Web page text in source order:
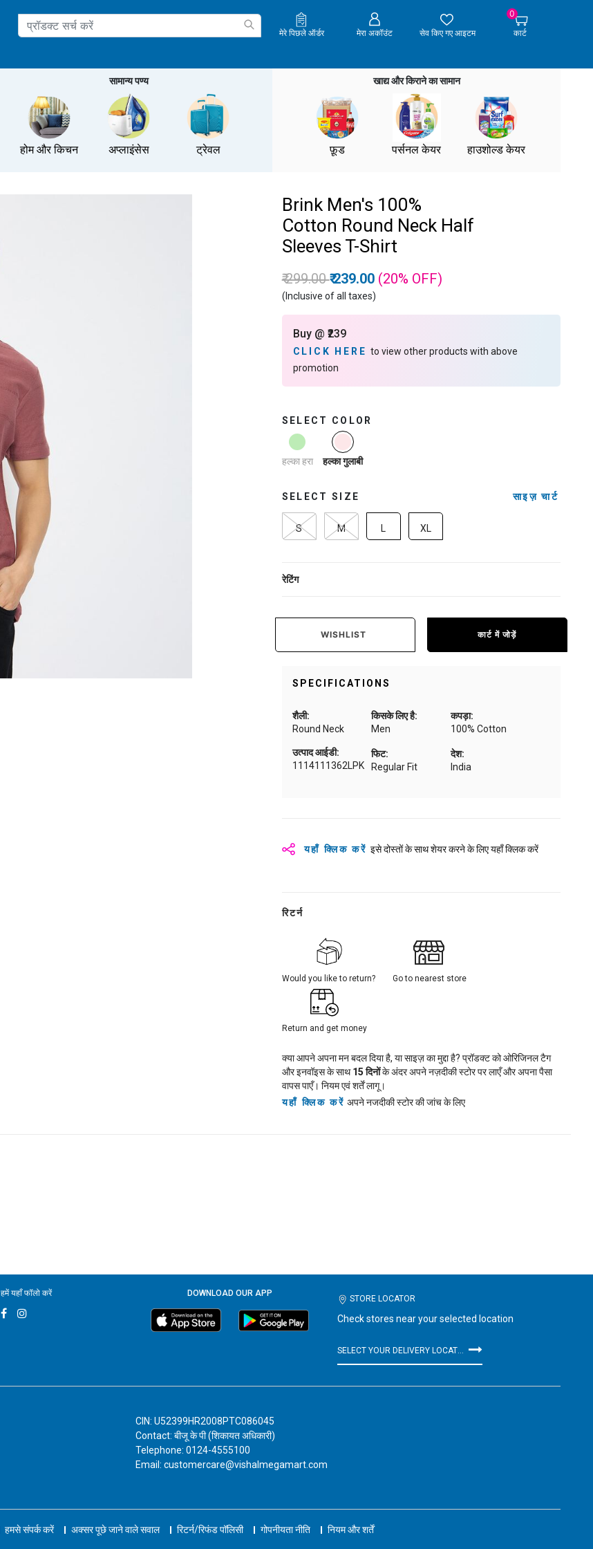
मेरे पिछले ऑर्डर मेरा अकॉउंट सेव किए गए आइटम
0
कार्ट
सामान्य पण्य
होम और किचन अप्लाइंसेस ट्रेवल
खाद्य और किराने का सामान
फ़ूड पर्सनल केयर हाउशोल्ड केयर
Brink Men's 100%
Cotton Round Neck Half
Sleeves T-Shirt
Price reduced from
₹ 299.00to
₹ 239.00 (20% OFF)
(Inclusive of all taxes)
Buy @ ₹239
CLICK HEREto view other products with above
promotion
SELECT COLOR
हल्का हरा
selected
हल्का गुलाबी
SELECT SIZE साइज़ चार्ट
S M L XL
रेटिंग
WISHLIST कार्ट में जोड़ें
SPECIFICATIONS
शैली:
Round Neck
किसके लिए है:
Men
कपड़ा:
100% Cotton
फिट:
Regular Fit
देश:
India
उत्पाद आईडी:
1114111362LPK
यहाँ क्लिक करें इसे दोस्तों के साथ शेयर करने के लिए यहाँ क्लिक करें
रिटर्न
Would you like to return? Go to nearest store
Return and get money
क्या आपने अपना मन बदल दिया है, या साइज़ का मुद्दा है? प्रॉडक्ट को ओरिजिनल टैग
और इनवॉइस के साथ15 दिनोंके अंदर अपने नज़दीकी स्टोर पर लाएँ और अपना पैसा
वापस पाएँ। नियम एवं शर्तें लागू।
यहाँ क्लिक करें अपने नजदीकी स्टोर की जांच के लिए
हमें यहाँ फॉलो करें DOWNLOAD OUR APP
STORE LOCATOR
Check stores near your selected location
CIN: U52399HR2008PTC086045
Contact: बीजू के पी (शिकायत अधिकारी)
Telephone: 0124-4555100
Email: customercare@vishalmegamart.com
हमसे संपर्क करें अक्सर पूछे जाने वाले सवाल रिटर्न/रिफंड पॉलिसी गोपनीयता नीति नियम और शर्तें